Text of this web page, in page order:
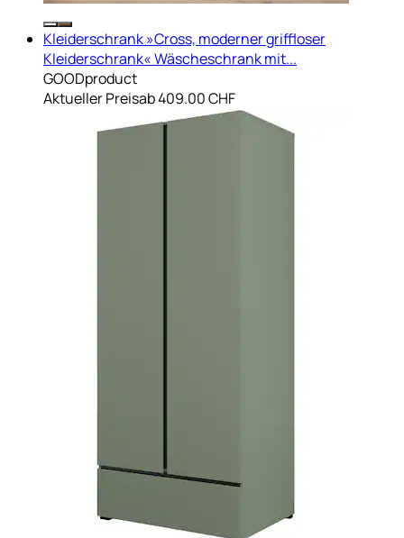
Kleiderschrank »Cross, moderner griffloser
Kleiderschrank« Wäscheschrank mit...
GOODproduct
Aktueller Preisab409.00 CHF